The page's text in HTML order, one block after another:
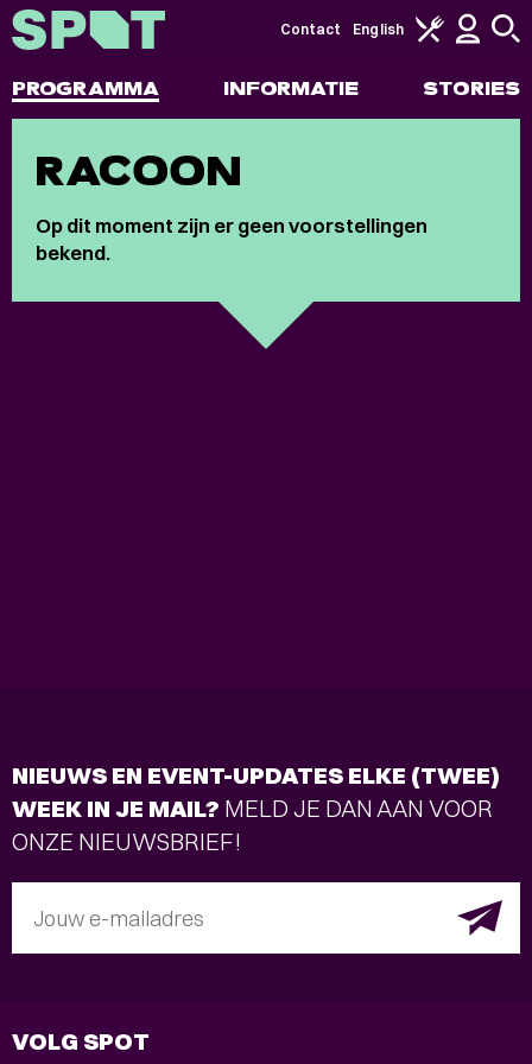
PROGRAMMA INFORMATIE STORIES
Contact English
RACOON
Op dit moment zijn er geen voorstellingen
bekend.
NIEUWS EN EVENT-UPDATES ELKE (TWEE)
WEEK IN JE MAIL? MELD JE DAN AAN VOOR
ONZE NIEUWSBRIEF!
Jouw e-mailadres
VOLG SPOT